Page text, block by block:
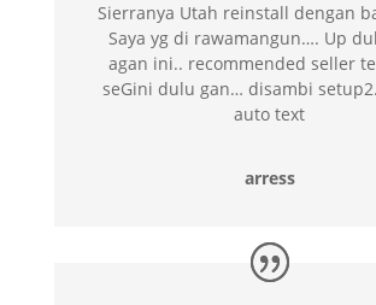
Sierranya Utah reinstall dengan
Saya yg di rawamangun…. Up
agan ini.. recommended seller
seGini dulu gan… disambi
auto text
arress